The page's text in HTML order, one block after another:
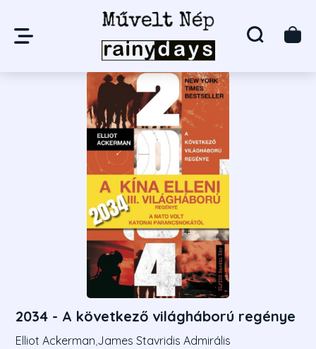
2034 - A következő világháború regénye
Elliot Ackerman,James Stavridis Admirális